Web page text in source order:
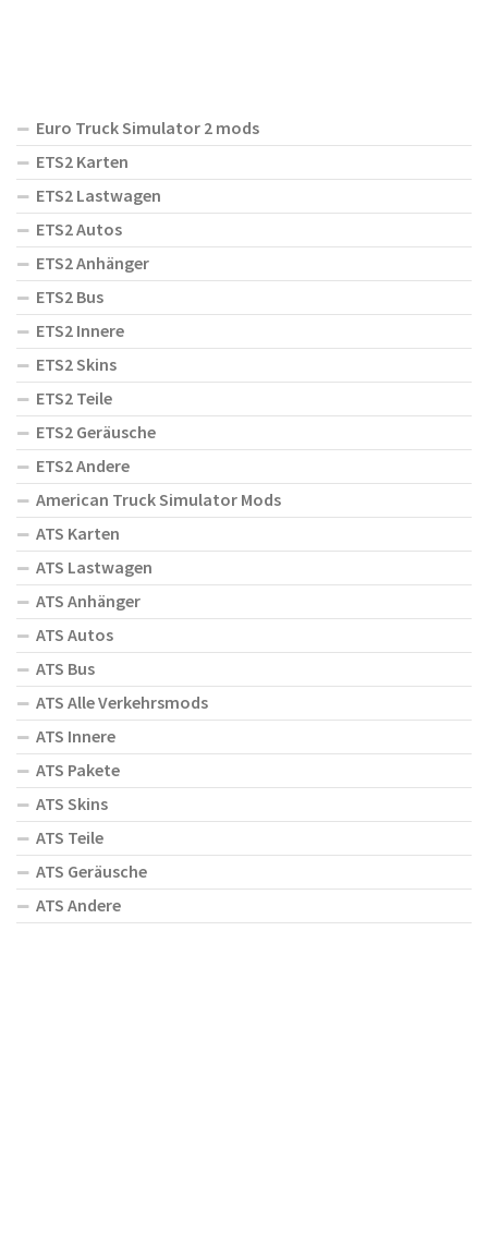
Euro Truck Simulator 2 mods
ETS2 Karten
ETS2 Lastwagen
ETS2 Autos
ETS2 Anhänger
ETS2 Bus
ETS2 Innere
ETS2 Skins
ETS2 Teile
ETS2 Geräusche
ETS2 Andere
American Truck Simulator Mods
ATS Karten
ATS Lastwagen
ATS Anhänger
ATS Autos
ATS Bus
ATS Alle Verkehrsmods
ATS Innere
ATS Pakete
ATS Skins
ATS Teile
ATS Geräusche
ATS Andere